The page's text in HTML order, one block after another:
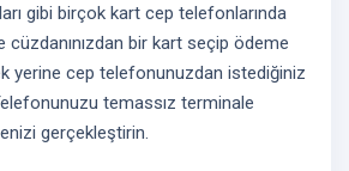
gibi birçok kart cep telefonlarında
cüzdanınızdan bir kart seçip ödeme
yerine cep telefonunuzdan istediğiniz
temassız terminale
gerçekleştirin.